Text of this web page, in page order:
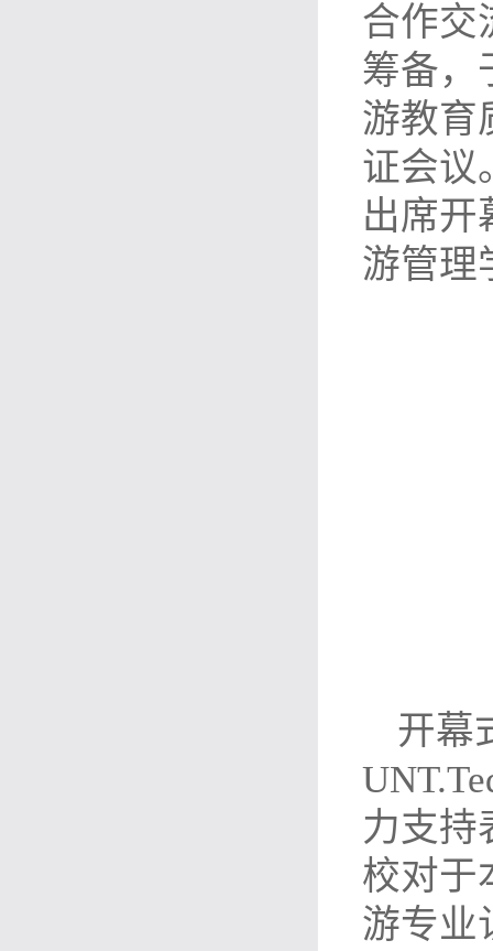
合作交
筹备，
游教育
证会议
出席开
游管理
开幕
力支持
校对于
游专业